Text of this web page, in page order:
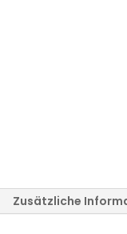
Zusätzliche